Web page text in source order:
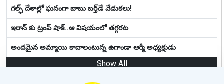
గల్ఫ్ దేశాల్లో ఘ‌నంగా బాబు బ‌ర్త్‌డే వేడుక‌లు!
ఇరాన్ కు ట్రంప్ షాక్..ఆ విషయంలో తగ్గరట
అందమైన అమ్మాయి కావాలంటున్న ఉగాండా ఆర్మీ అధ్యక్షుడు
Show All